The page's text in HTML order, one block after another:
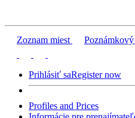
Zoznam miest
Prihlásiť saRegister now
Profiles and Prices